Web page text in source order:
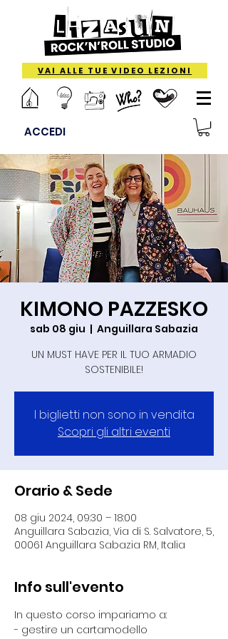
VAI ALLE TUE VIDEO LEZIONI
ACCEDI
KIMONO PAZZESKO
sab 08 giu
  |
Anguillara Sabazia
UN MUST HAVE PER IL TUO ARMADIO
SOSTENIBILE!
I biglietti non sono in vendita
Scopri gli altri eventi
Orario & Sede
08 giu 2024, 09:30 – 18:00
Anguillara Sabazia, Via di S. Salvatore, 5,
00061 Anguillara Sabazia RM, Italia
Info sull'evento
In questo corso impariamo a:
​- gestire un cartamodello